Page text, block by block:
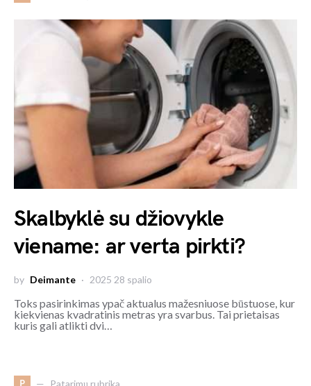
Skalbyklė su džiovykle
viename: ar verta pirkti?
by Deimante 2025 28 spalio
Toks pasirinkimas ypač aktualus mažesniuose būstuose, kur
kiekvienas kvadratinis metras yra svarbus. Tai prietaisas
kuris gali atlikti dvi…
P